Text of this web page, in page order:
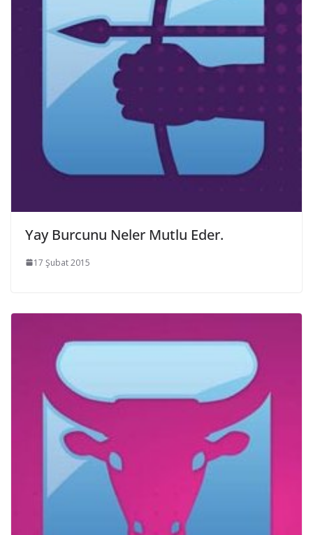
Yay Burcunu Neler Mutlu Eder.
17 Şubat 2015